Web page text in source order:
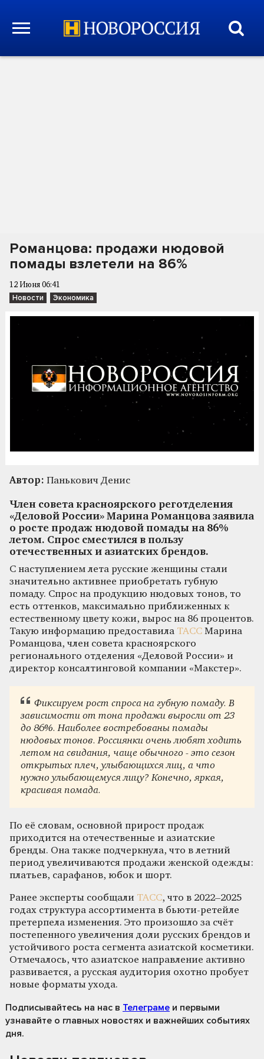
Романцова: продажи нюдовой
помады взлетели на 86%
12 Июня 06:41
Новости Экономика
Автор: Панькович Денис
Член совета красноярского реготделения
«Деловой России» Марина Романцова заявила
о росте продаж нюдовой помады на 86%
летом. Спрос сместился в пользу
отечественных и азиатских брендов.
С наступлением лета русские женщины стали
значительно активнее приобретать губную
помаду. Спрос на продукцию нюдовых тонов, то
есть оттенков, максимально приближенных к
естественному цвету кожи, вырос на 86 процентов.
Такую информацию предоставила ТАСС Марина
Романцова, член совета красноярского
регионального отделения «Деловой России» и
директор консалтинговой компании «Макстер».
Фиксируем рост спроса на губную помаду. В
зависимости от тона продажи выросли от 23
до 86%. Наиболее востребованы помады
нюдовых тонов. Россиянки очень любят ходить
летом на свидания, чаще обычного - это сезон
открытых плеч, улыбающихся лиц, а что
нужно улыбающемуся лицу? Конечно, яркая,
красивая помада.
По её словам, основной прирост продаж
приходится на отечественные и азиатские
бренды. Она также подчеркнула, что в летний
период увеличиваются продажи женской одежды:
платьев, сарафанов, юбок и шорт.
Ранее эксперты сообщали ТАСС, что в 2022–2025
годах структура ассортимента в бьюти-ретейле
претерпела изменения. Это произошло за счёт
постепенного увеличения доли русских брендов и
устойчивого роста сегмента азиатской косметики.
Отмечалось, что азиатское направление активно
развивается, а русская аудитория охотно пробует
новые форматы ухода.
Подписывайтесь на нас в Телеграме и первыми
узнавайте о главных новостях и важнейших событиях
дня.